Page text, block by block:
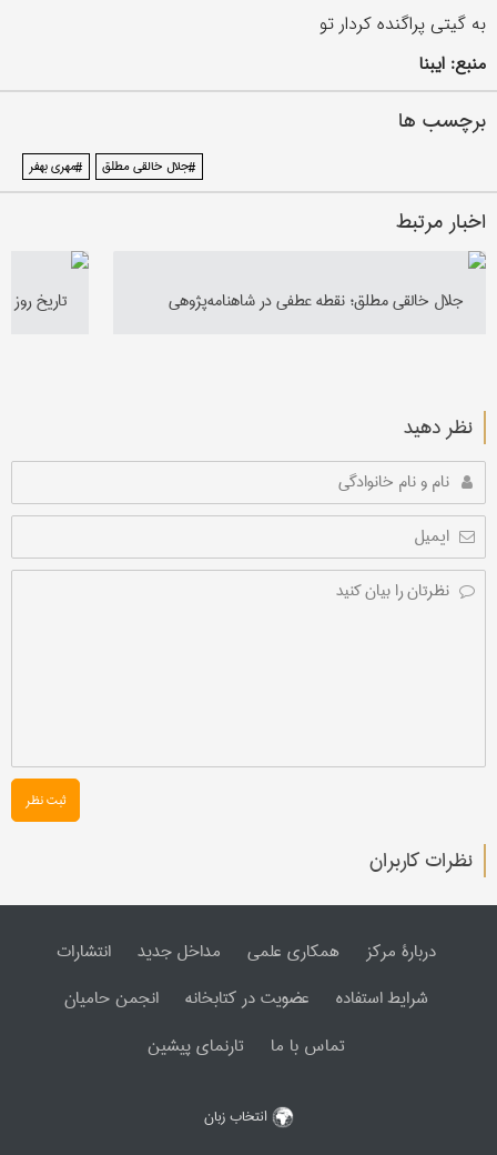
به گیتی پراگنده کردار تو
منبع: ایبنا
برچسب ها
#جلال خالقی مطلق #مهری بهفر
اخبار مرتبط
جلال خالقی مطلق؛ نقطه عطفی در شاهنامه‌پژوهی تاریخ
نظر دهید
ثبت نظر
نظرات کاربران
دربارۀ مرکز همکاری علمی مداخل جدید
انتشارات
شرایط استفاده
عضویت در کتابخانه
انجمن حامیان
تماس با ما
تارنمای پیشین
انتخاب زبان